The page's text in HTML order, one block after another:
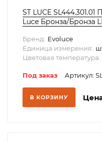
ST LUCE
Luce Бронза/Бронза
Бренд: Evoluce
Единица измерения:
Цветовая температура:
Под заказ Артикул:
В КОРЗИНУ